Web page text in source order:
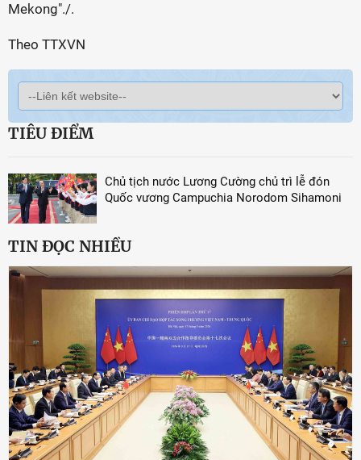
Mekong"./.
Theo TTXVN
TIÊU ĐIỂM
Chủ tịch nước Lương Cường chủ trì lễ đón
Quốc vương Campuchia Norodom Sihamoni
TIN ĐỌC NHIỀU